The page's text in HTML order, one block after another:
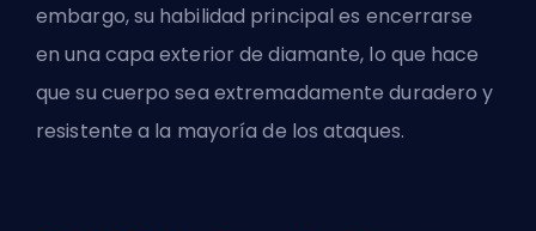
embargo, su habilidad principal es encerrarse
en una capa exterior de diamante, lo que hace
que su cuerpo sea extremadamente duradero y
resistente a la mayoría de los ataques.